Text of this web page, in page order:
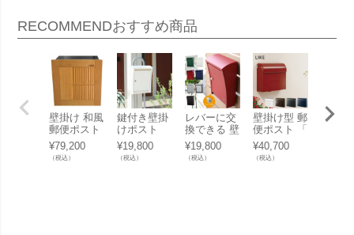
RECOMMENDおすすめ商品
壁掛け 和風
郵便ポスト
「D-POST
ディーポス
ト 03」 郵
¥79,200
（税込）
鍵付き壁掛
けポスト
「ペンネ社
（Penne）
壁掛け郵便
¥19,800
（税込）
レバーに交
換できる 壁
掛ポスト
「ペンネ社
（Penne）
¥19,800
（税込）
壁掛け型 郵
便ポスト 「
LIKE ライ
ク 」 郵便
受け 壁付け
¥40,700
（税込）
塩害